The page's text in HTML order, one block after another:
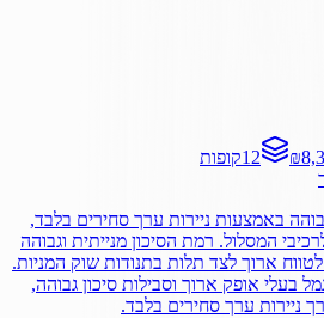
12קופות
באמצעות ניירות ערך סחירים בלבד,
המסלול. רמת הסיכון מנייתית וגבוהה
ארוך לצד תלות בתנודות שוק המניות.
בעלי אופק ארוך וסבילות סיכון גבוהה,
ניירות ערך סחירים בלבד.